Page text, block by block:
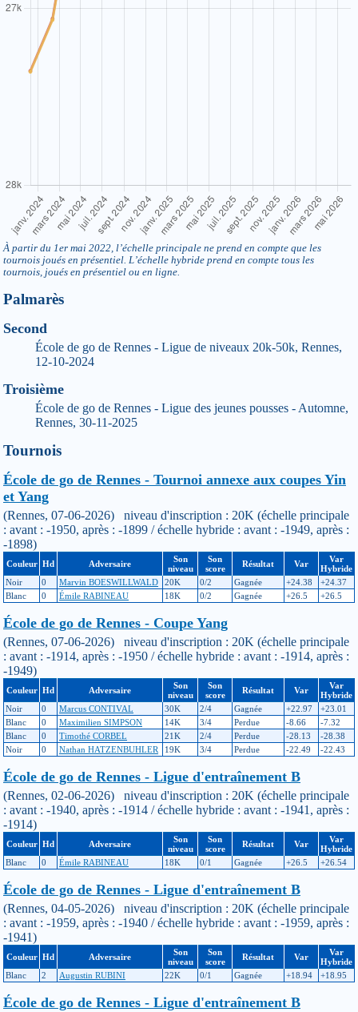
À partir du 1er mai 2022, l’échelle principale ne prend en compte que les
tournois joués en présentiel. L’échelle hybride prend en compte tous les
tournois, joués en présentiel ou en ligne.
Palmarès
Second
École de go de Rennes - Ligue de niveaux 20k-50k, Rennes,
12-10-2024
Troisième
École de go de Rennes - Ligue des jeunes pousses - Automne,
Rennes, 30-11-2025
Tournois
École de go de Rennes - Tournoi annexe aux coupes Yin
et Yang
(Rennes, 07-06-2026) niveau d'inscription : 20K (échelle principale
: avant : -1950, après : -1899 / échelle hybride : avant : -1949, après :
-1898)
Couleur Hd Adversaire
Son
niveau
Son
score
Résultat Var
Var
Hybride
Noir
0 Marvin BOESWILLWALD 20K 0/2 Gagnée +24.38
+24.37
Blanc
0 Émile RABINEAU 18K 0/2 Gagnée +26.5 +26.5
École de go de Rennes - Coupe Yang
(Rennes, 07-06-2026) niveau d'inscription : 20K (échelle principale
: avant : -1914, après : -1950 / échelle hybride : avant : -1914, après :
-1949)
Couleur Hd Adversaire
Son
niveau
Son
score
Résultat Var
Var
Hybride
Noir
0 Marcus CONTIVAL 30K 2/4 Gagnée +22.97
+23.01
Blanc
0 Maximilien SIMPSON 14K 3/4 Perdue -8.66
-7.32
Blanc
0 Timothé CORBEL 21K 2/4 Perdue -28.13
-28.38
Noir
0 Nathan HATZENBUHLER 19K 3/4 Perdue -22.49 -22.43
École de go de Rennes - Ligue d'entraînement B
(Rennes, 02-06-2026) niveau d'inscription : 20K (échelle principale
: avant : -1940, après : -1914 / échelle hybride : avant : -1941, après :
-1914)
Couleur Hd Adversaire
Son
niveau
Son
score
Résultat Var
Var
Hybride
Blanc
0 Émile RABINEAU 18K 0/1 Gagnée +26.5 +26.54
École de go de Rennes - Ligue d'entraînement B
(Rennes, 04-05-2026) niveau d'inscription : 20K (échelle principale
: avant : -1959, après : -1940 / échelle hybride : avant : -1959, après :
-1941)
Couleur Hd Adversaire
Son
niveau
Son
score
Résultat Var
Var
Hybride
Blanc
2 Augustin RUBINI 22K 0/1 Gagnée +18.94 +18.95
École de go de Rennes - Ligue d'entraînement B